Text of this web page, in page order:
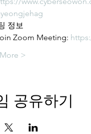
정보
Zoom Meeting:
>
공유하기